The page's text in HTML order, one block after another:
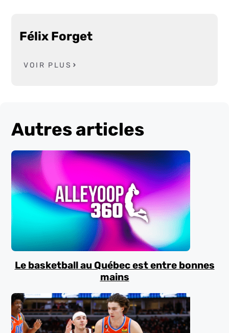
Félix Forget
VOIR PLUS
Autres articles
Le basketball au Québec est entre bonnes
mains